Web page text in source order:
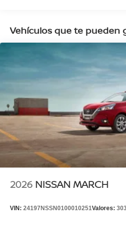
Vehículos que te pueden
2026 NISSAN MARCH
VIN: 24197NSSN0100010251Valores: